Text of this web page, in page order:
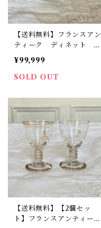
【送料無料】フランスアン
ティーク ディネット メ
タルのストーブ鍋 オブジ
ェ フランスインテリア
小さなサイズ 希少【75
レクト品】
¥99,999
SOLD OUT
【送料無料】【2個セッ
ト】フランスアンティー